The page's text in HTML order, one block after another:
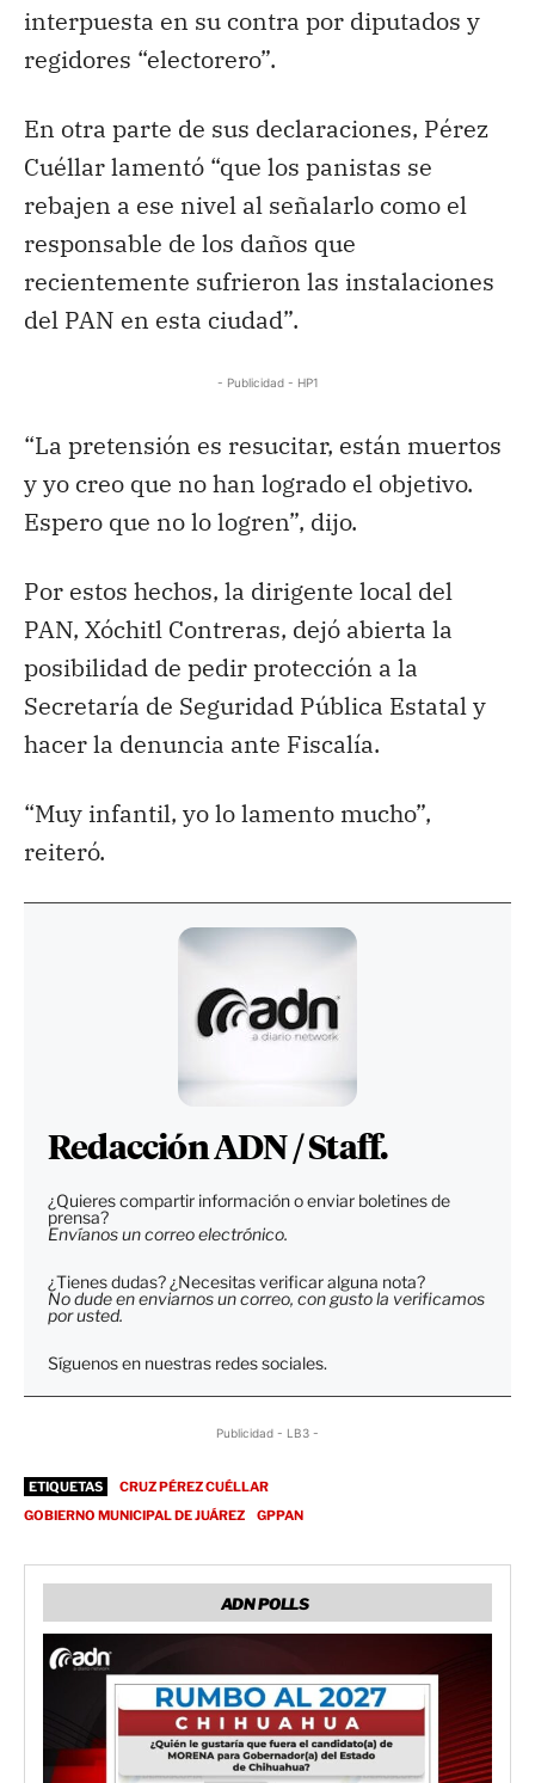
interpuesta en su contra por diputados y
regidores “electorero”.
En otra parte de sus declaraciones, Pérez
Cuéllar lamentó “que los panistas se
rebajen a ese nivel al señalarlo como el
responsable de los daños que
recientemente sufrieron las instalaciones
del PAN en esta ciudad”.
- Publicidad - HP1
“La pretensión es resucitar, están muertos
y yo creo que no han logrado el objetivo.
Espero que no lo logren”, dijo.
Por estos hechos, la dirigente local del
PAN, Xóchitl Contreras, dejó abierta la
posibilidad de pedir protección a la
Secretaría de Seguridad Pública Estatal y
hacer la denuncia ante Fiscalía.
“Muy infantil, yo lo lamento mucho”,
reiteró.
Redacción ADN / Staff.
¿Quieres compartir información o enviar boletines de
prensa?
Envíanos un correo electrónico.
¿Tienes dudas? ¿Necesitas verificar alguna nota?
No dude en enviarnos un correo, con gusto la verificamos
por usted.
Síguenos en nuestras redes sociales.
Publicidad - LB3 -
ETIQUETAS
CRUZ PÉREZ CUÉLLAR
GOBIERNO MUNICIPAL DE JUÁREZ
GPPAN
ADN POLLS